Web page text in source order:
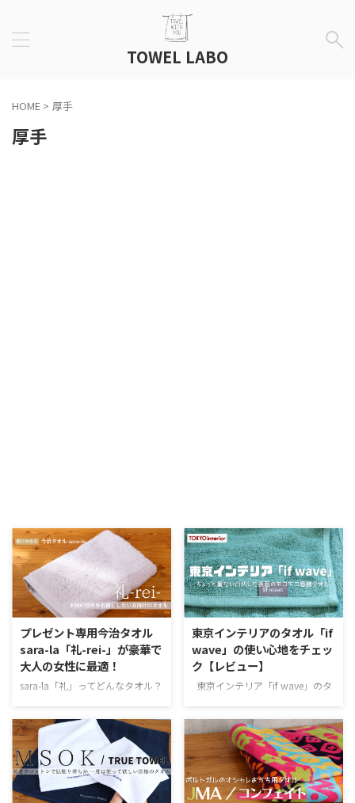
TOWEL LABO
HOME > 厚手
厚手
プレゼント専用今治タオル
sara-la「礼-rei-」が豪華で
大人の女性に最適！
sara-la「礼」ってどんなタオル？
アイコンの説明をご覧になる方は
コチラ 「礼-rei-」タオルの特徴に
ついて 今治タオルの中でも贈り
物を専門にしているタオルブラン
ド「sara-la（さらら）」。一般的
にもタオルはプレゼント用途で便
東京インテリアのタオル「if
wave」の使い心地をチェッ
ク【レビュー】
東京インテリア「if wave」のタ
特徴 ※タオル特徴アイコンの説
明をご覧になる方はコチラ 東京
インテリアは家具やインテリアを
取り扱う家具小売店です。 リビ
ングやダイニングの素敵な家具が
できる人気のあるお店ですが、実